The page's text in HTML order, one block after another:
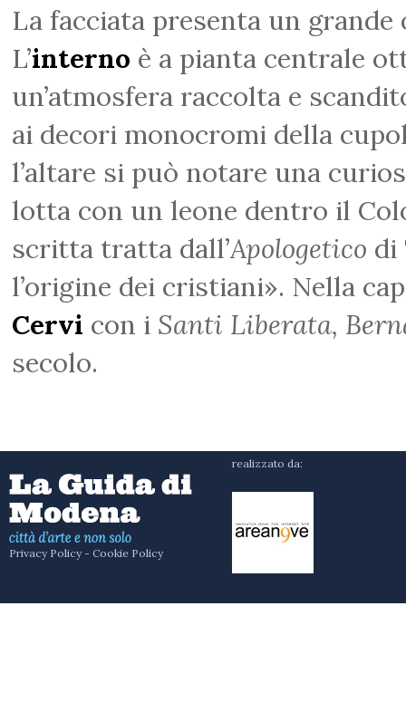
La facciata presenta un
L’interno è a pianta centrale
un’atmosfera raccolta e
ai decori monocromi della
l’altare si può notare una
lotta con un leone dentro il
scritta tratta dall’Apologetico di
l’origine dei cristiani». Nella
Cervi con i Santi Liberata,
secolo.
Privacy Policy - Cookie Policy
realizzato da: